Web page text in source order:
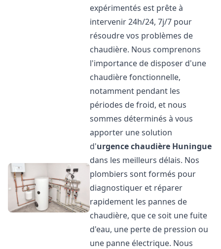
expérimentés est prête à
intervenir 24h/24, 7j/7 pour
résoudre vos problèmes de
chaudière. Nous comprenons
l'importance de disposer d'une
chaudière fonctionnelle,
notamment pendant les
périodes de froid, et nous
sommes déterminés à vous
apporter une solution
d'urgence chaudière Huningue
dans les meilleurs délais. Nos
plombiers sont formés pour
diagnostiquer et réparer
rapidement les pannes de
chaudière, que ce soit une fuite
d'eau, une perte de pression ou
une panne électrique. Nous